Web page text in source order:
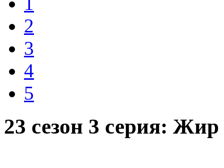
2
3
4
5
23 сезон 3 серия: